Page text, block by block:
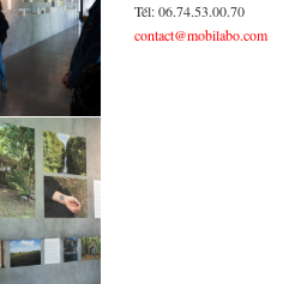
Tél: 06.74.53.00.70
contact@mobilabo.com